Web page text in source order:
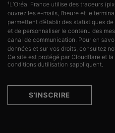
¹L’Oréal France utilise des traceurs
ouvrez les e-mails, l’heure et le
permettent d’établir des statistiques
et de personnaliser le contenu des
canal de communication. Pour en
données et sur vos droits, consultez
Ce site est protégé par Cloudflare et
conditions dutilisation sappliquent.
S’INSCRIRE